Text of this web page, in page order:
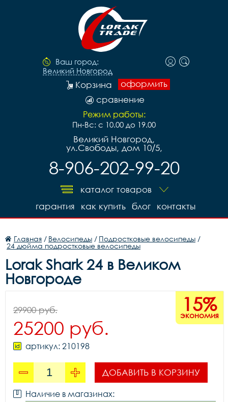
Ваш город:
Великий Новгород
оформить
Корзина
сравнение
Режим работы:
Пн-Вс: с 10.00 до 19.00
Великий Новгород,
ул.Свободы, дом 10/5,
8-906-202-99-20
каталог товаров
контакты
блог
как купить
гарантия
Главная / Велосипеды / Подростковые велосипеды /
24 дюйма подростковые велосипеды
Lorak Shark 24 в Великом
Новгороде
15%
экономия
29900 руб.
25200 руб.
артикул: 210198
ДОБАВИТЬ В КОРЗИНУ
Наличие в магазинах: